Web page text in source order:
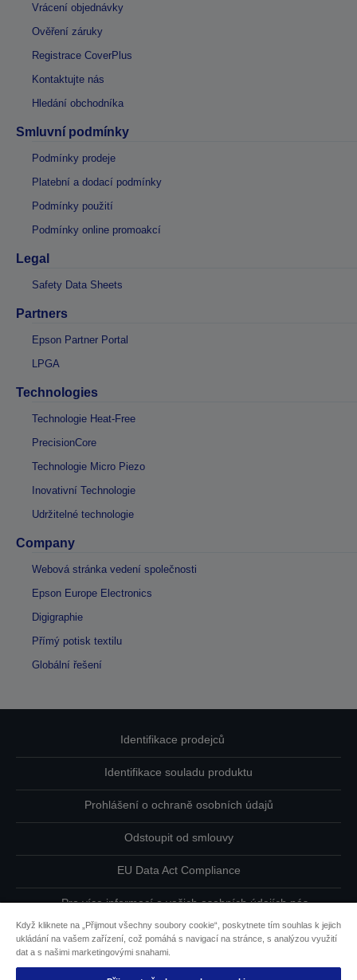
Vrácení objednávky
Ověření záruky
Registrace CoverPlus
Kontaktujte nás
Hledání obchodníka
Smluvní podmínky
Podmínky prodeje
Platební a dodací podmínky
Podmínky použití
Podmínky online promoakcí
Legal
Safety Data Sheets
Partners
Epson Partner Portal
LPGA
Technologies
Technologie Heat-Free
PrecisionCore
Technologie Micro Piezo
Inovativní Technologie
Udržitelné technologie
Company
Webová stránka vedení společnosti
Epson Europe Electronics
Digigraphie
Přímý potisk textilu
Globální řešení
Identifikace prodejců
Identifikace souladu produktu
Prohlášení o ochraně osobních údajů
Odstoupit od smlouvy
EU Data Act Compliance
Pro více informací o vašich osobních údajích nás
Informace o souborech cookie
Když kliknete na „Přijmout všechny soubory cookie“, poskytnete tím souhlas k jejich
ukládání na vašem zařízení, což pomáhá s navigací na stránce, s analýzou využití
dat a s našimi marketingovými snahami.